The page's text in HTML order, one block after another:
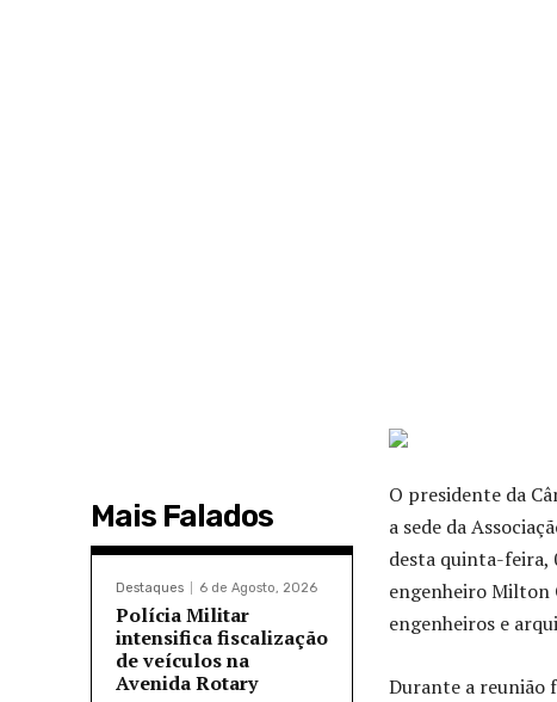
Mais Falados
Destaques 6 de Agosto, 2026
Polícia Militar
intensifica fiscalização
de veículos na
Avenida Rotary
O presidente da
a sede da
desta quinta-feira,
engenheiro Milton
engenheiros e
Durante a reunião